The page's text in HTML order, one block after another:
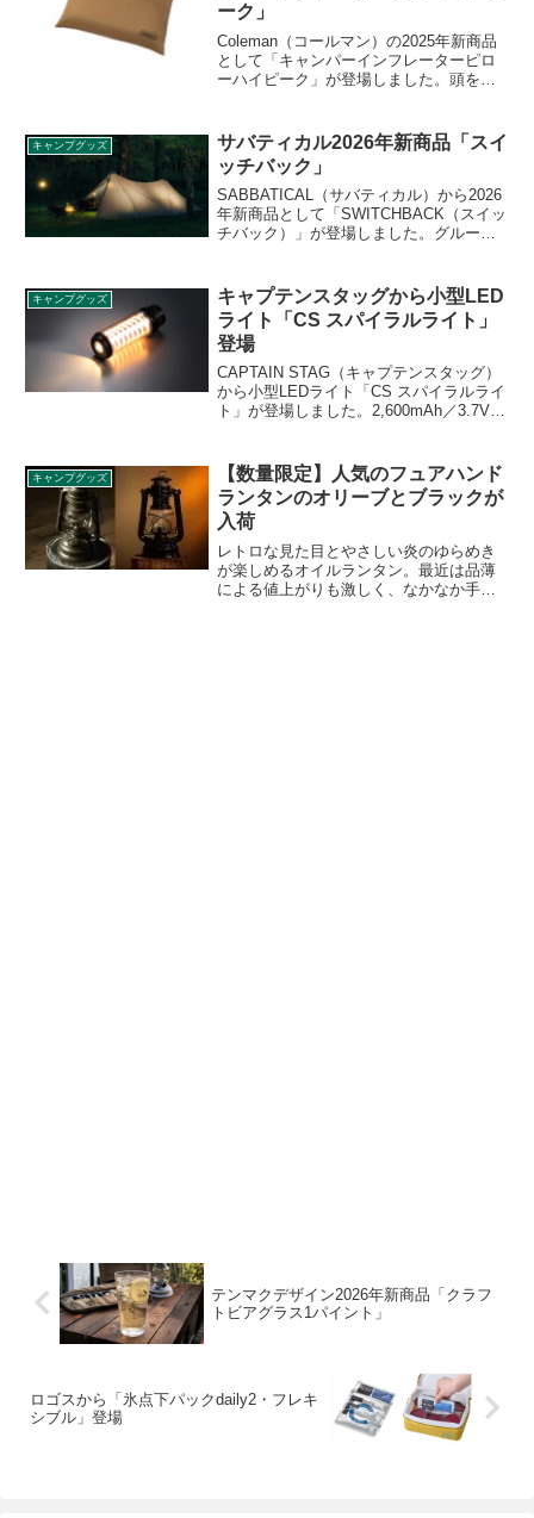
ーク」
Coleman（コールマン）の2025年新商品
として「キャンパーインフレーターピロ
ーハイピーク」が登場しました。頭を自
気を注入する両を調節することで自分好
みの柔らかさに調整できます。詳細をレ
ビューします。
キャンプグッズ
サバティカル2026年新商品「スイ
ッチバック」
SABBATICAL（サバティカル）から2026
年新商品として「SWITCHBACK（スイッ
チバック）」が登場しました。グループ
ターで、設営・撤収のしやすさに加え、
場所を選ばず軽快に持ち出せる機動力を
備えています。詳細をレビューします。
キャンプグッズ
キャプテンスタッグから小型LED
ライト「CS スパイラルライト」
登場
CAPTAIN STAG（キャプテンスタッグ）
から小型LEDライト「CS スパイラルライ
ト」が登場しました。2,600mAh／3.7Vバ
階、ハンドライトの明るさは2段階調光で
きます。詳細をレビューします。
キャンプグッズ
【数量限定】人気のフュアハンド
ランタンのオリーブとブラックが
入荷
レトロな見た目とやさしい炎のゆらめき
が楽しめるオイルランタン。最近は品薄
による値上がりも激しく、なかなか手に
テンマクデザイン2026年新商品「クラフ
トビアグラス1パイント」
ロゴスから「氷点下パックdaily2・フレキ
シブル」登場